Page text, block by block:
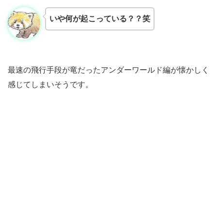
いや何が起こっている？？笑
最速の飛行手段が竜だったアンダーワールド編が懐かしく
感じてしまいそうです。